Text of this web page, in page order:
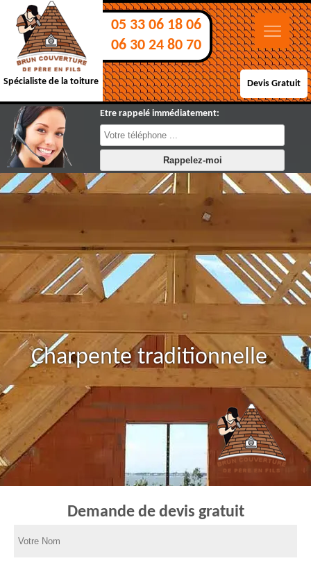
Spécialiste de la toiture
05 33 06 18 06
06 30 24 80 70
Devis Gratuit
Etre rappelé immédiatement:
Charpente traditionnelle
Demande de devis gratuit